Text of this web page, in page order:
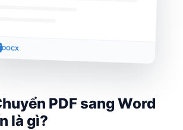
DOCX
PDF sang Word
là gì?